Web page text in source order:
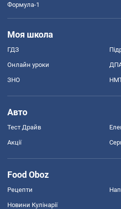
Формула-1
Моя школа
ГДЗ
Онлайн уроки
ЗНО
Авто
Тест Драйв
Акції
Food Oboz
Рецепти
Новини Кулінарії